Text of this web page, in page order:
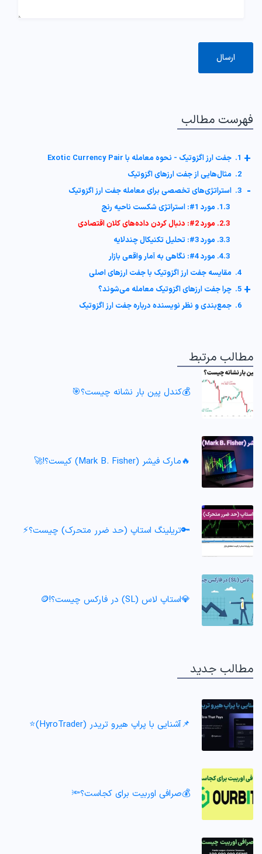
فهرست مطالب
1. جفت ارز اگزوتیک - نحوه معامله با Exotic Currency Pair +
2. مثال‌هایی از جفت ارزهای اگزوتیک
3. استراتژی‌های تخصصی برای معامله جفت ارز اگزوتیک -
1.3. مورد 1#: استراتژی شکست ناحیه رنج
2.3. مورد 2#: دنبال کردن داده‌های کلان اقتصادی
3.3. مورد 3#: تحلیل تکنیکال چندلایه
4.3. مورد 4#: نگاهی به آمار واقعی بازار
4. مقایسه جفت ارز اگزوتیک با جفت ارزهای اصلی
5. چرا جفت ارزهای اگزوتیک معامله می‌شوند؟ +
6. جمع‌بندی و نظر نویسنده درباره جفت ارز اگزوتیک
مطالب مرتبط
💰کندل پین بار نشانه چیست؟🎯
🔥مارک فیشر (Mark B. Fisher) کیست؟!🚀
🔑تریلینگ استاپ (حد ضرر متحرک) چیست؟⚡
💎استاپ لاس (SL) در فارکس چیست؟!🪙
مطالب جدید
📌آشنایی با پراپ هیرو تریدر (HyroTrader)⭐️
💰صرافی اوربیت برای کجاست؟🔦